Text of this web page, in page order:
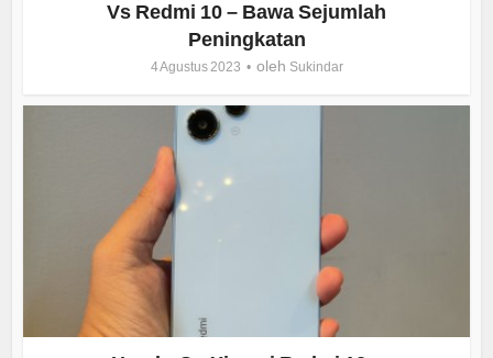
Vs Redmi 10 – Bawa Sejumlah
Peningkatan
4 Agustus 2023 oleh Sukindar